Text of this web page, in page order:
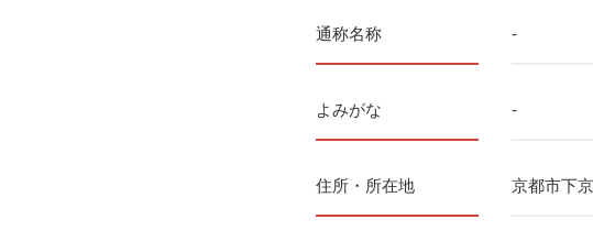
通称名称 -
よみがな -
住所・所在地 京都市下